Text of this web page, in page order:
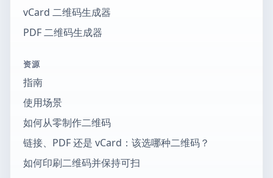
vCard 二维码生成器
PDF 二维码生成器
资源
指南
使用场景
如何从零制作二维码
链接、PDF 还是 vCard：该选哪种二维码？
如何印刷二维码并保持可扫